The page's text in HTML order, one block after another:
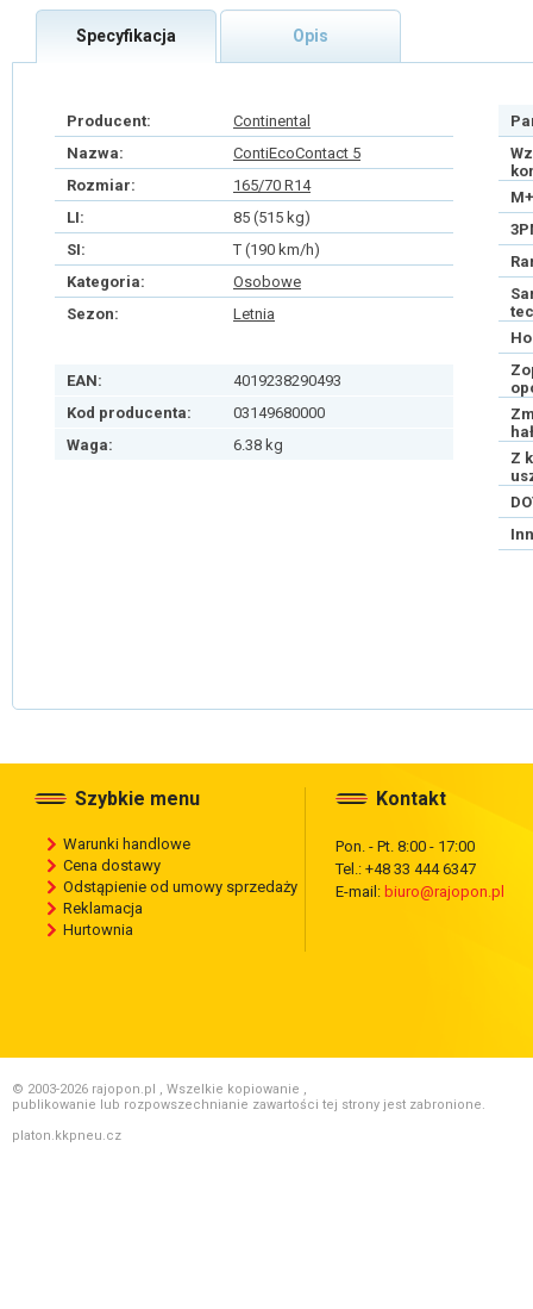
Specyfikacja Opis
Producent:
Continental
Nazwa:
ContiEcoContact 5
Rozmiar:
165/70 R14
LI:
85 (515 kg)
SI:
T (190 km/h)
Kategoria:
Osobowe
Sezon:
Letnia
EAN:
4019238290493
Kod producenta:
03149680000
Waga:
6.38 kg
Z
Szybkie menu
Warunki handlowe
Cena dostawy
Odstąpienie od umowy sprzedaży
Reklamacja
Hurtownia
Kontakt
Pon. - Pt. 8:00 - 17:00
Tel.: +48 33 444 6347
E-mail: biuro@rajopon.pl
© 2003-2026 rajopon.pl , Wszelkie kopiowanie ,
publikowanie lub rozpowszechnianie zawartości tej strony jest zabronione.
platon.kkpneu.cz